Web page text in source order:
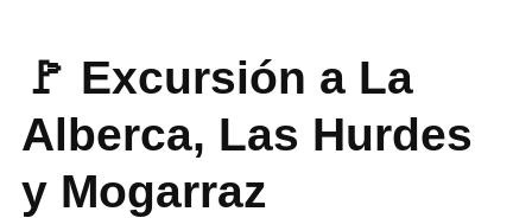
🚩 Excursión a La
Alberca, Las Hurdes
y Mogarraz